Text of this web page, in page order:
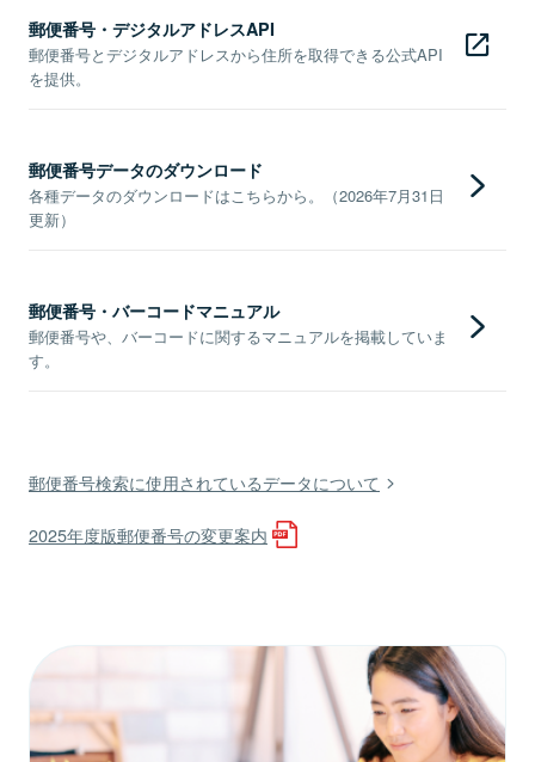
郵便番号・デジタルアドレスAPI
郵便番号とデジタルアドレスから住所を取得できる公式API
を提供。
郵便番号データのダウンロード
各種データのダウンロードはこちらから。（2026年7月31日
更新）
郵便番号・バーコードマニュアル
郵便番号や、バーコードに関するマニュアルを掲載していま
す。
郵便番号検索に使用されているデータについて
2025年度版郵便番号の変更案内